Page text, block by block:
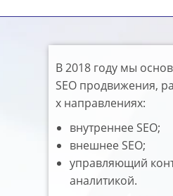
В 2018 году мы
SEO продвижения,
х направлениях:
внутреннее SEO;
внешнее SEO;
управляющий
аналитикой.